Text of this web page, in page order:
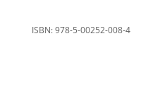
ISBN:978-5-00252-008-4